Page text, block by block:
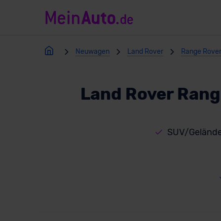
Neuwagen Land Rover Range
Land Rover
SUV/